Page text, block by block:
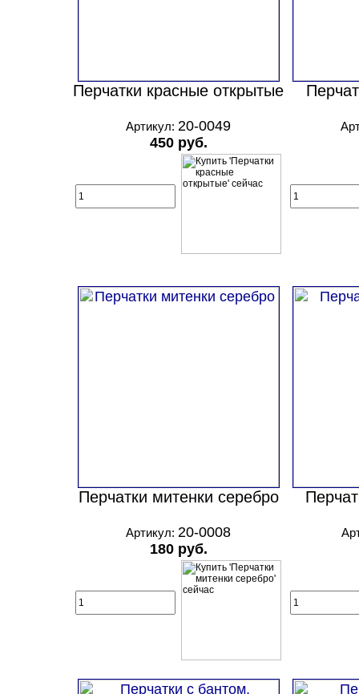
Перчатки красные открытые
Артикул: 20-0049
450 руб.
Перчатки митенки серебро
Артикул: 20-0008
180 руб.